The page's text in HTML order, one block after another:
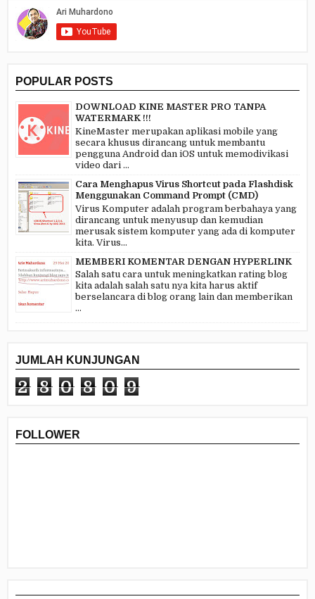
POPULAR POSTS
DOWNLOAD KINE MASTER PRO TANPA
WATERMARK !!!
KineMaster merupakan aplikasi mobile yang
secara khusus dirancang untuk membantu
pengguna Android dan iOS untuk memodivikasi
video dari ...
Cara Menghapus Virus Shortcut pada Flashdisk
Menggunakan Command Prompt (CMD)
Virus Komputer adalah program berbahaya yang
dirancang untuk menyusup dan kemudian
merusak sistem komputer yang ada di komputer
kita. Virus...
MEMBERI KOMENTAR DENGAN HYPERLINK
Salah satu cara untuk meningkatkan rating blog
kita adalah salah satu nya kita harus aktif
berselancara di blog orang lain dan memberikan
...
JUMLAH KUNJUNGAN
2 8 0 8 0 9
FOLLOWER